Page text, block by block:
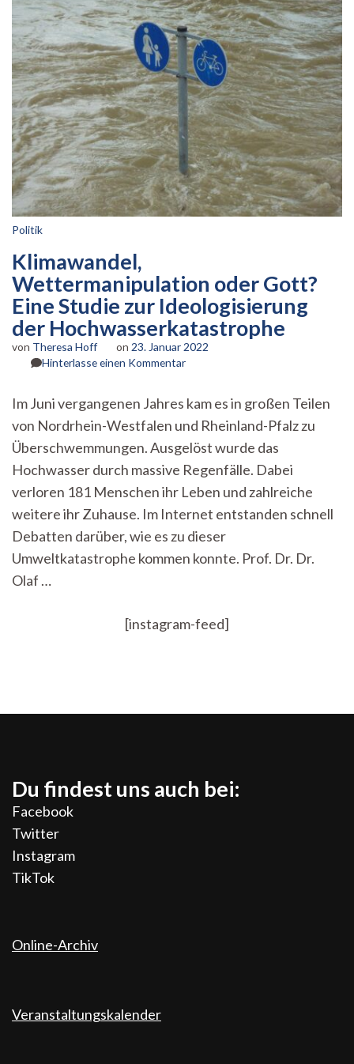
Politik
Klimawandel,
Wettermanipulation oder Gott?
Eine Studie zur Ideologisierung
der Hochwasserkatastrophe
von Theresa Hoff on 23. Januar 2022
Hinterlasse einen Kommentarzu
oder
Gott?
Eine
Studie
zur
Ideologisierung
Hochwasserkatastrophe
Im Juni vergangenen Jahres kam es in großen Teilen
von Nordrhein-Westfalen und Rheinland-Pfalz zu
Überschwemmungen. Ausgelöst wurde das
Hochwasser durch massive Regenfälle. Dabei
verloren 181 Menschen ihr Leben und zahlreiche
weitere ihr Zuhause. Im Internet entstanden schnell
Debatten darüber, wie es zu dieser
Umweltkatastrophe kommen konnte. Prof. Dr. Dr.
Olaf …
[instagram-feed]
Du findest uns auch bei:
Facebook
Twitter
Instagram
TikTok
Online-Archiv
Veranstaltungskalender